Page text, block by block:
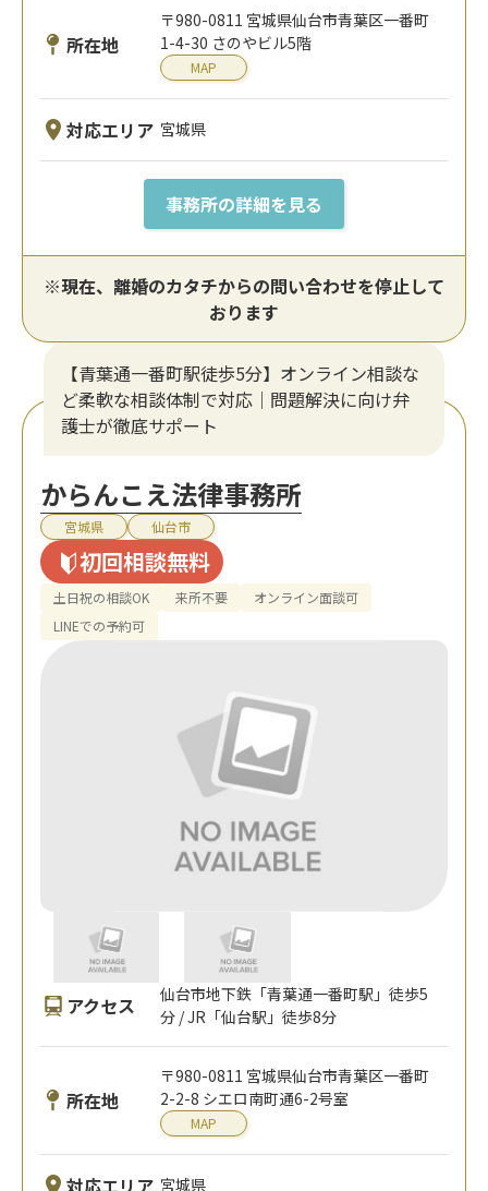
所在地
〒980-0811 宮城県仙台市青葉区一番町
1-4-30 さのやビル5階
MAP
対応エリア 宮城県
事務所の詳細を見る
※現在、離婚のカタチからの問い合わせを停止して
おります
【青葉通一番町駅徒歩5分】オンライン相談な
ど柔軟な相談体制で対応｜問題解決に向け弁
護士が徹底サポート
からんこえ法律事務所
宮城県 仙台市
初回相談無料
土日祝の相談OK 来所不要
オンライン面談可
LINEでの予約可
アクセス
仙台市地下鉄「青葉通一番町駅」徒歩5
分 / JR「仙台駅」徒歩8分
所在地
〒980-0811 宮城県仙台市青葉区一番町
2-2-8 シエロ南町通6-2号室
MAP
対応エリア 宮城県